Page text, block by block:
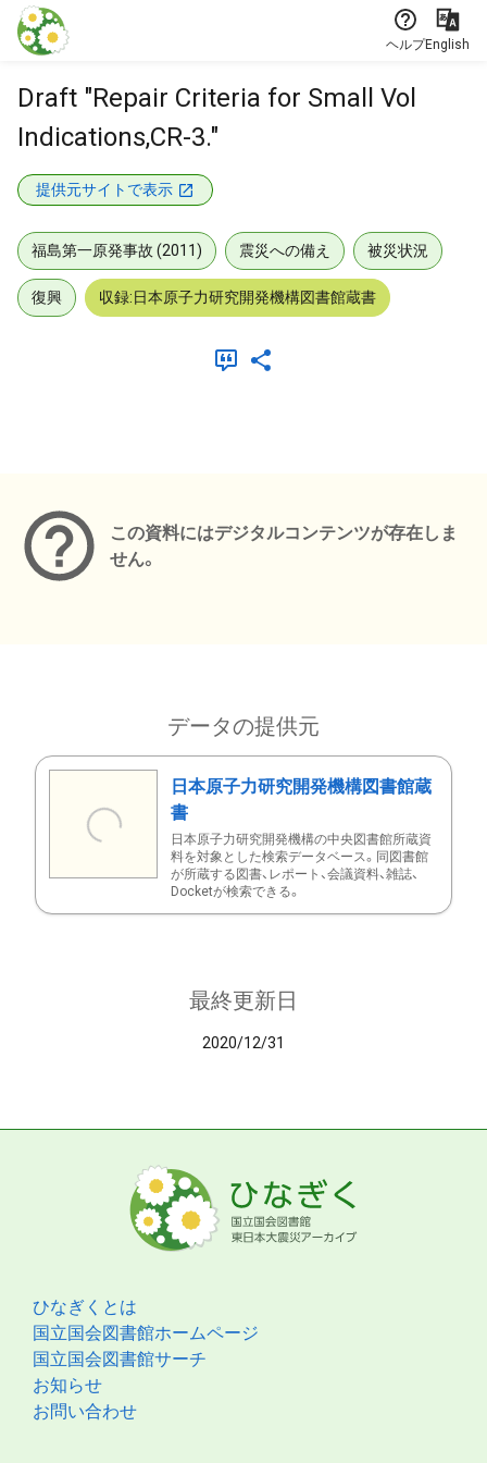
本文に飛ぶ
ヘルプEnglish
Draft "Repair Criteria for Small Vol
Indications,CR-3."
提供元サイトで表示
福島第一原発事故 (2011) 震災への備え 被災状況
復興 収録:日本原子力研究開発機構図書館蔵書
この資料にはデジタルコンテンツが存在しま
せん。
データの提供元
日本原子力研究開発機構図書館蔵
書
日本原子力研究開発機構の中央図書館所蔵資
料を対象とした検索データベース。同図書館
が所蔵する図書、レポート、会議資料、雑誌、
Docketが検索できる。
最終更新日
2020/12/31
ひなぎくとは
国立国会図書館ホームページ
国立国会図書館サーチ
お知らせ
お問い合わせ